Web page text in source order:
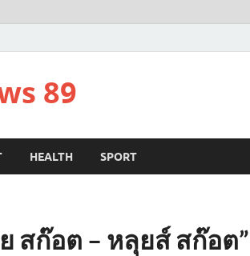
89
HEALTH SPORT
สก๊อต – หลุยส์ สก๊อต